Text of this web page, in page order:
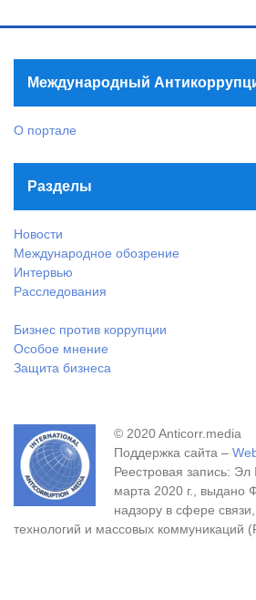
Международный
О портале
Разделы
Новости
Международное обозрение
Интервью
Расследования
Бизнес против коррупции
Особое мнение
Защита бизнеса
© 2020 Anticorr.media
Поддержка сайта –
Реестровая запись:
марта 2020 г., выдано
надзору в сфере
технологий и массовых коммуникаций